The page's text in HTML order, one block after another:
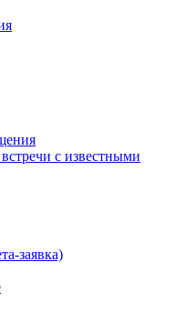
с известными
заявка)